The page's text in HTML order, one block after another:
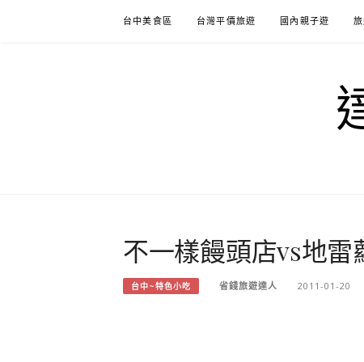
台中美食區 台灣平價旅遊 國內親子遊
不一樣饅頭店vs地雷
台中~特色小吃 省錢旅遊達人 2011-01-20